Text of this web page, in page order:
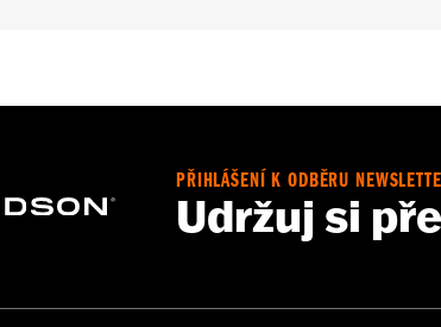
PŘIHLÁŠENÍ K ODBĚRU
Udržuj si